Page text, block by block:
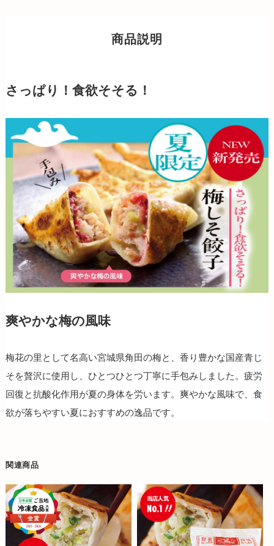
商品説明
さっぱり！食欲そそる！
爽やかな梅の風味
梅花の里として名高い宮城県角田の梅と、香り豊かな国産青じ
そを贅沢に使用し、ひとつひとつ丁寧に手包みしました。疲労
回復と抗酸化作用が夏の身体を労います。爽やかな風味で、食
欲が落ちやすい夏におすすめの逸品です。
関連商品